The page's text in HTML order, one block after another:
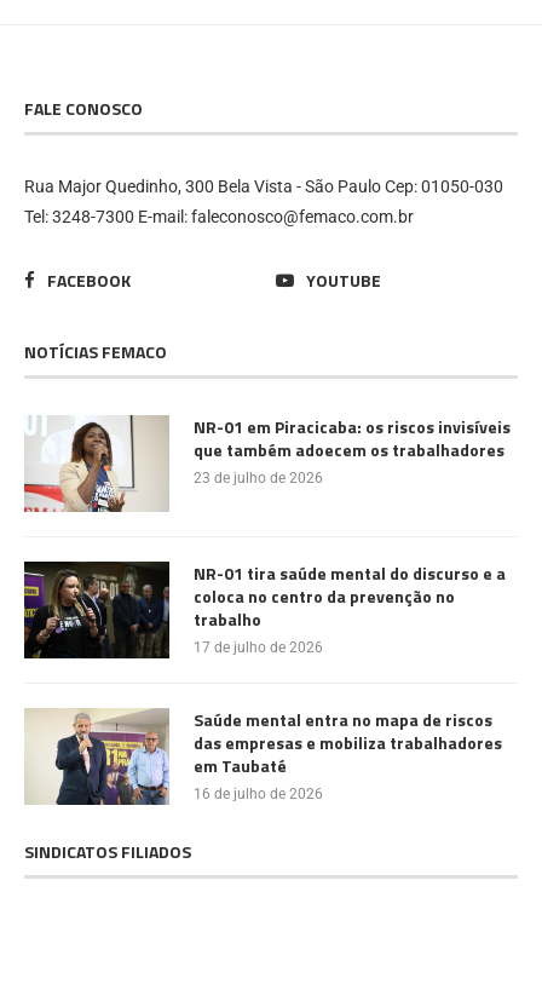
FALE CONOSCO
Rua Major Quedinho, 300 Bela Vista - São Paulo Cep: 01050-030
Tel: 3248-7300 E-mail: faleconosco@femaco.com.br
FACEBOOK YOUTUBE
NOTÍCIAS FEMACO
NR-01 em Piracicaba: os riscos invisíveis
que também adoecem os trabalhadores
23 de julho de 2026
NR-01 tira saúde mental do discurso e a
coloca no centro da prevenção no
trabalho
17 de julho de 2026
Saúde mental entra no mapa de riscos
das empresas e mobiliza trabalhadores
em Taubaté
16 de julho de 2026
SINDICATOS FILIADOS